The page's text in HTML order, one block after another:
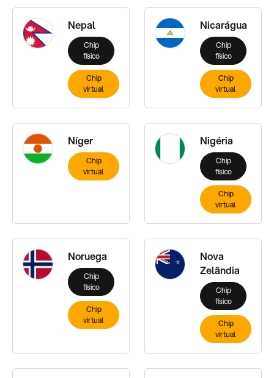
Nepal
Chip
físico
Chip
virtual
Nicarágua
Chip
físico
Chip
virtual
Níger
Chip
virtual
Nigéria
Chip
físico
Chip
virtual
Noruega
Chip
físico
Chip
virtual
Nova
Zelândia
Chip
físico
Chip
virtual